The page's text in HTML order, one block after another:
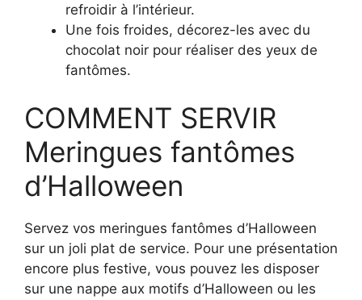
refroidir à l’intérieur.
Une fois froides, décorez-les avec du
chocolat noir pour réaliser des yeux de
fantômes.
COMMENT SERVIR
Meringues fantômes
d’Halloween
Servez vos meringues fantômes d’Halloween
sur un joli plat de service. Pour une présentation
encore plus festive, vous pouvez les disposer
sur une nappe aux motifs d’Halloween ou les